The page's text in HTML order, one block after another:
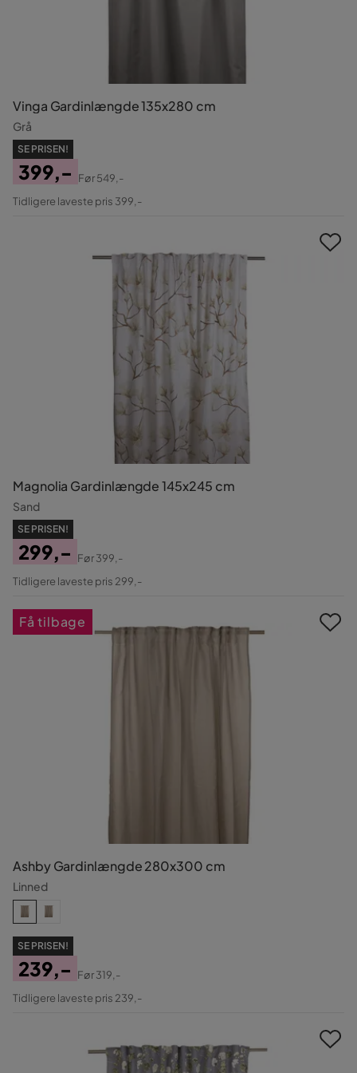
Vinga Gardinlængde 135x280 cm
Grå
SE PRISEN!
Pris
399,-
Original
Før549,-
Tidligere laveste pris 399,-
Magnolia Gardinlængde 145x245 cm
Sand
SE PRISEN!
Pris
299,-
Original
Før399,-
Tidligere laveste pris 299,-
Ashby Gardinlængde 280x300 cm
Linned
SE PRISEN!
Pris
239,-
Original
Før319,-
Tidligere laveste pris 239,-
Få tilbage